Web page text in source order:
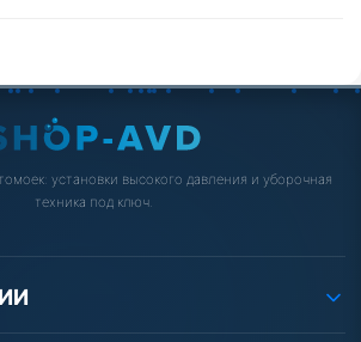
установки высокого давления и уборочная
техника под ключ.